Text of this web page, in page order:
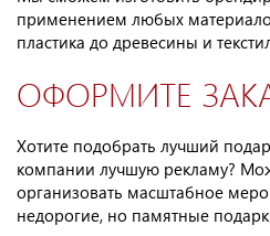
применением любых
пластика до древесины и
ОФОРМИТЕ
Хотите подобрать лучший
компании лучшую рекламу?
организовать масштабное
недорогие, но памятные